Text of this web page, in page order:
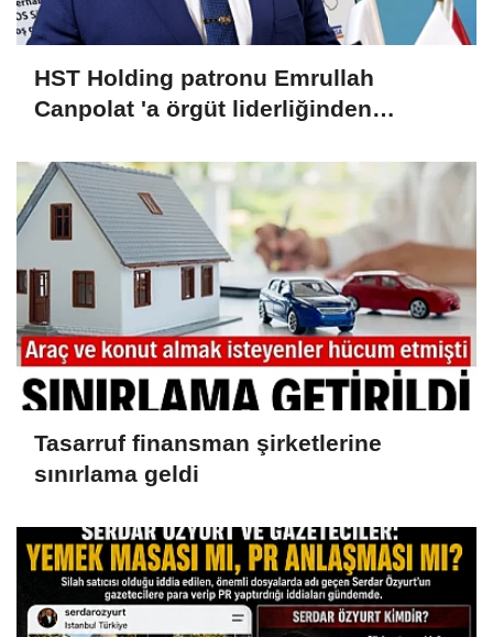
HST Holding patronu Emrullah
Canpolat 'a örgüt liderliğinden
malvarlığına el konuldu
Tasarruf finansman şirketlerine
sınırlama geldi